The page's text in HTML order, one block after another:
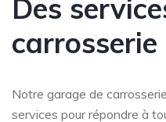
Des
Notre garage de
services pour répondre à